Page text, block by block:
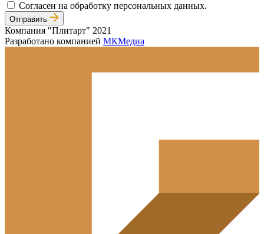
Согласен на обработку персональных данных.
Отправить
Компания "Плитарт" 2021
Разработано компанией МКМедиа